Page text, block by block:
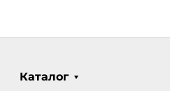
Каталог